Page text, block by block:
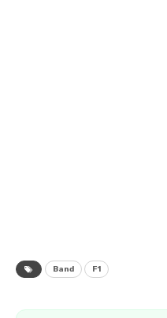
Band F1